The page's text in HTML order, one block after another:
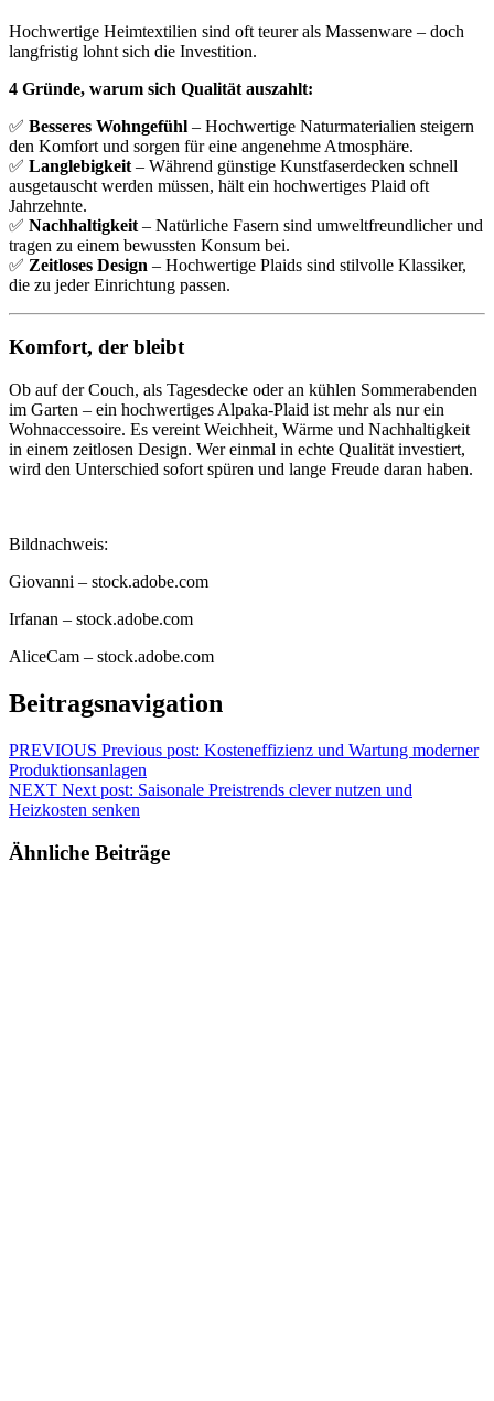
Hochwertige Heimtextilien sind oft teurer als Massenware – doch
langfristig lohnt sich die Investition.
4 Gründe, warum sich Qualität auszahlt:
✅ Besseres Wohngefühl – Hochwertige Naturmaterialien steigern
den Komfort und sorgen für eine angenehme Atmosphäre.
✅ Langlebigkeit – Während günstige Kunstfaserdecken schnell
ausgetauscht werden müssen, hält ein hochwertiges Plaid oft
Jahrzehnte.
✅ Nachhaltigkeit – Natürliche Fasern sind umweltfreundlicher und
tragen zu einem bewussten Konsum bei.
✅ Zeitloses Design – Hochwertige Plaids sind stilvolle Klassiker,
die zu jeder Einrichtung passen.
Komfort, der bleibt
Ob auf der Couch, als Tagesdecke oder an kühlen Sommerabenden
im Garten – ein hochwertiges Alpaka-Plaid ist mehr als nur ein
Wohnaccessoire. Es vereint Weichheit, Wärme und Nachhaltigkeit
in einem zeitlosen Design. Wer einmal in echte Qualität investiert,
wird den Unterschied sofort spüren und lange Freude daran haben.
Bildnachweis:
Giovanni – stock.adobe.com
Irfanan – stock.adobe.com
AliceCam – stock.adobe.com
Beitragsnavigation
PREVIOUS Previous post: Kosteneffizienz und Wartung moderner
Produktionsanlagen
NEXT Next post: Saisonale Preistrends clever nutzen und
Heizkosten senken
Ähnliche Beiträge